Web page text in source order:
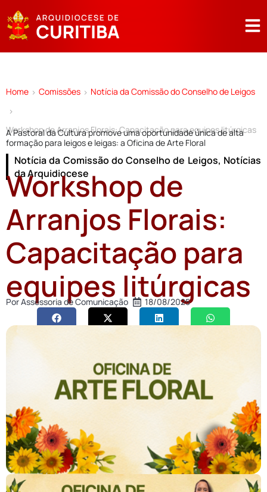
Home > Comissões > Notícia da Comissão do Conselho de Leigos
>
Workshop de Arranjos Florais: Capacitação para equipes litúrgicas
A Pastoral da Cultura promove uma oportunidade única de alta
formação para leigos e leigas: a Oficina de Arte Floral
Notícia da Comissão do Conselho de Leigos, Notícias
da Arquidiocese
Workshop de
Arranjos Florais:
Capacitação para
equipes litúrgicas
PorAssessoria de Comunicação 18/08/2025